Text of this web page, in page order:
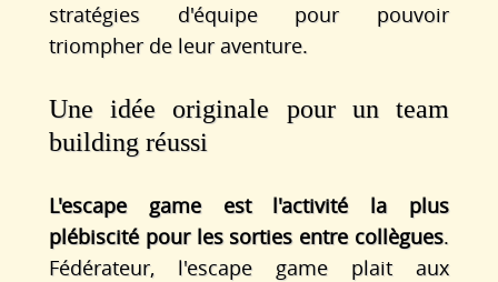
stratégies d'équipe pour pouvoir
triompher de leur aventure.
Une idée originale pour un team
building réussi
L'escape game est l'activité la plus
plébiscité pour les sorties entre collègues.
Fédérateur, l'escape game plait aux